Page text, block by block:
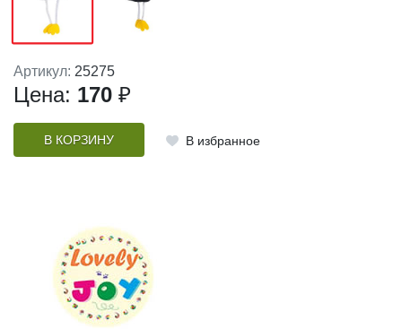
Артикул: 25275
Цена: 170 ₽
В КОРЗИНУ В избранное